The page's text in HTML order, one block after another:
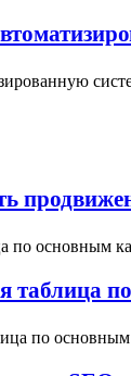
по основным
таблица
по